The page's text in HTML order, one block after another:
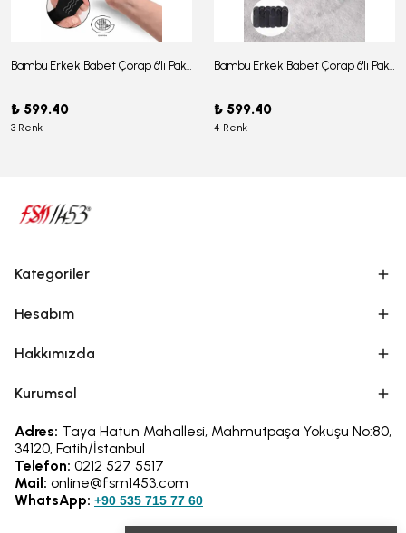
Bambu Erkek Babet Çorap 6'lı Paket - J-03
₺ 599.40
3 Renk
Bambu Erkek Babet Çorap 6'lı Paket -J-08
₺ 599.40
4 Renk
Kategoriler
Hesabım
Hakkımızda
Kurumsal
Adres: Taya Hatun Mahallesi, Mahmutpaşa Yokuşu No:80,
34120, Fatih/İstanbul
Telefon: 0212 527 5517
Mail: online@fsm1453.com
WhatsApp: +90 535 715 77 60